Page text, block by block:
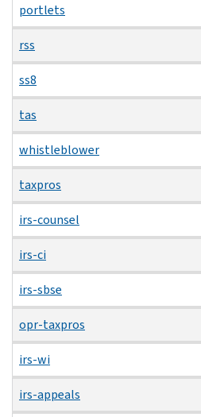
portlets
rss
ss8
tas
whistleblower
taxpros
irs-counsel
irs-ci
irs-sbse
opr-taxpros
irs-wi
irs-appeals